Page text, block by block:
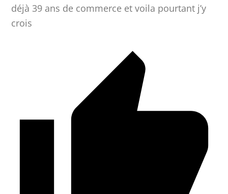
déjà 39 ans de commerce et voila pourtant j’y
crois